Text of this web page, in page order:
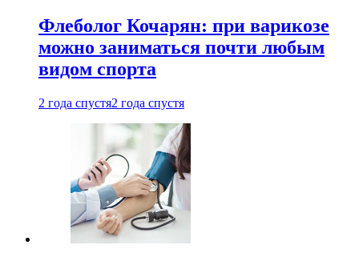
Флеболог Кочарян: при варикозе
можно заниматься почти любым
видом спорта
2 года спустя2 года спустя